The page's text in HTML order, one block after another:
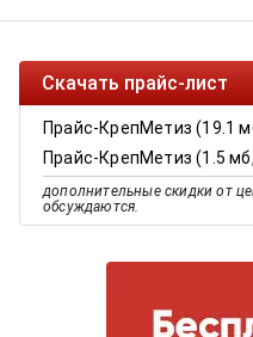
Скачать прайс-лист
Прайс-КрепМетиз (19.1
Прайс-КрепМетиз (1.5
дополнительные скидки от
обсуждаются.